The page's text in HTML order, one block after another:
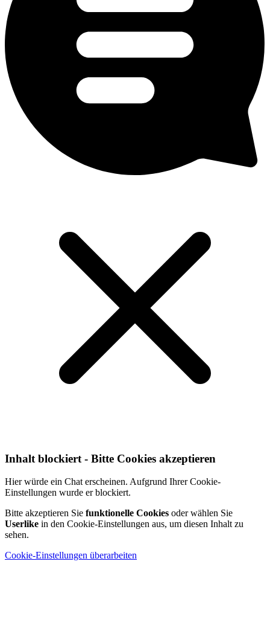
Inhalt blockiert - Bitte Cookies akzeptieren
Hier würde ein Chat erscheinen. Aufgrund Ihrer Cookie-
Einstellungen wurde er blockiert.
Bitte akzeptieren Sie funktionelle Cookies oder wählen Sie
Userlike in den Cookie-Einstellungen aus, um diesen Inhalt zu
sehen.
Cookie-Einstellungen überarbeiten